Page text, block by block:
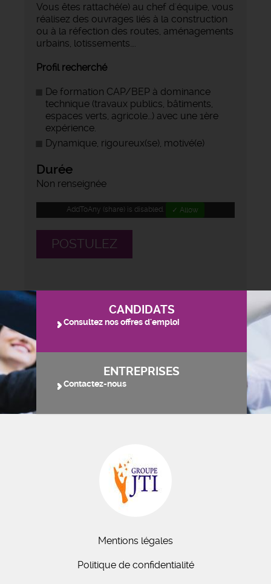
Vous êtes rattaché(e) au chef d'équipe, vous
réalisez des ouvrages liés à la construction
ou à la réfection des routes, aménagements
urbains, lotissements….
Profil recherché
De formation CAP/BEP à dominance
technique (travaux publics, bâtiments,
espaces verts, agricole…) avec une 1ère
expérience.
Dynamique, rigoureux(se), motivé(e)
Durée
Non renseignée
AddToAny (share) is disabled. ✓ Allow
POSTULEZ
CANDIDATS
Consultez nos offres d'emploi
ENTREPRISES
Contactez-nous
Mentions légales
Politique de confidentialité